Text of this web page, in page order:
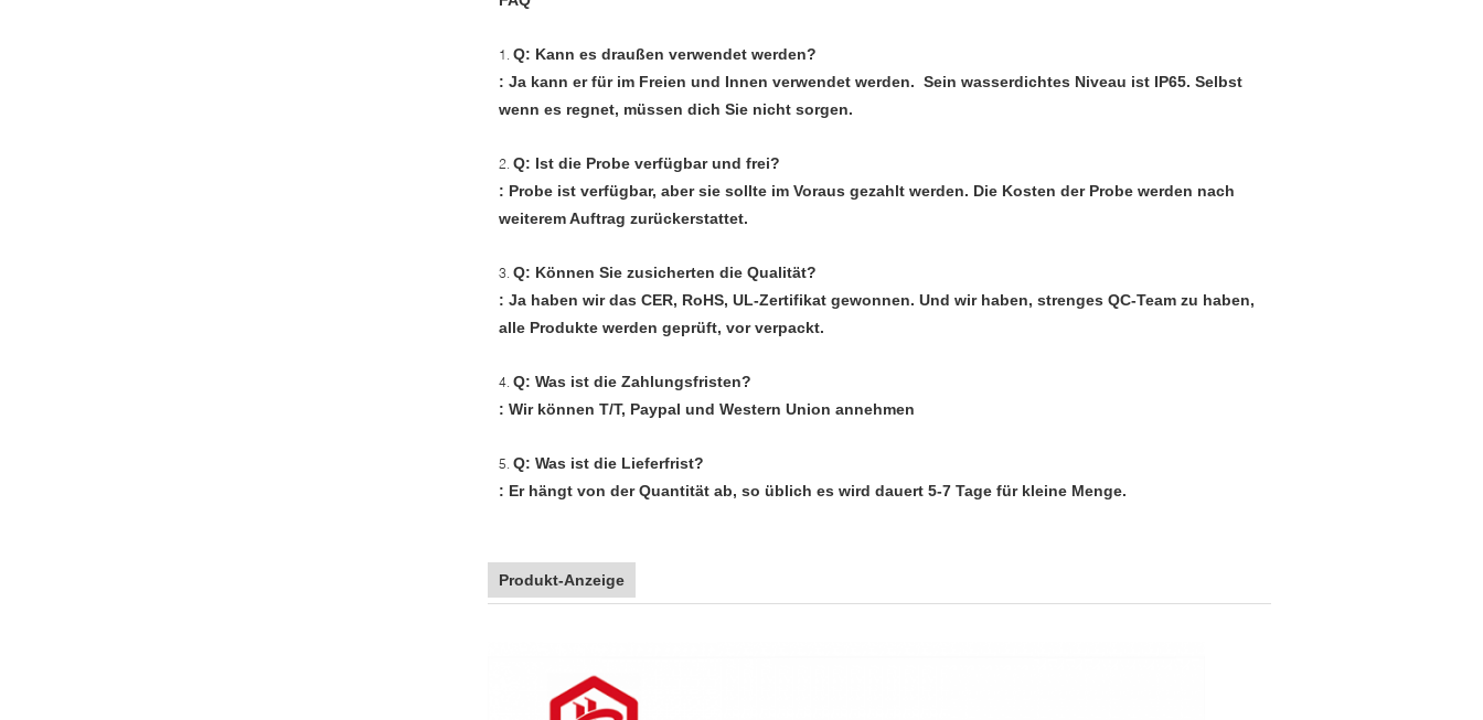
1. Q: Kann es draußen verwendet werden?
: Ja kann er für im Freien und Innen verwendet werden. Sein wasserdichtes Niveau ist IP65. Selbst
wenn es regnet, müssen dich Sie nicht sorgen.
2. Q: Ist die Probe verfügbar und frei?
: Probe ist verfügbar, aber sie sollte im Voraus gezahlt werden. Die Kosten der Probe werden nach
weiterem Auftrag zurückerstattet.
3. Q: Können Sie zusicherten die Qualität?
: Ja haben wir das CER, RoHS, UL-Zertifikat gewonnen. Und wir haben, strenges QC-Team zu haben,
alle Produkte werden geprüft, vor verpackt.
4. Q: Was ist die Zahlungsfristen?
: Wir können T/T, Paypal und Western Union annehmen
5. Q: Was ist die Lieferfrist?
: Er hängt von der Quantität ab, so üblich es wird dauert 5-7 Tage für kleine Menge.
Produkt-Anzeige